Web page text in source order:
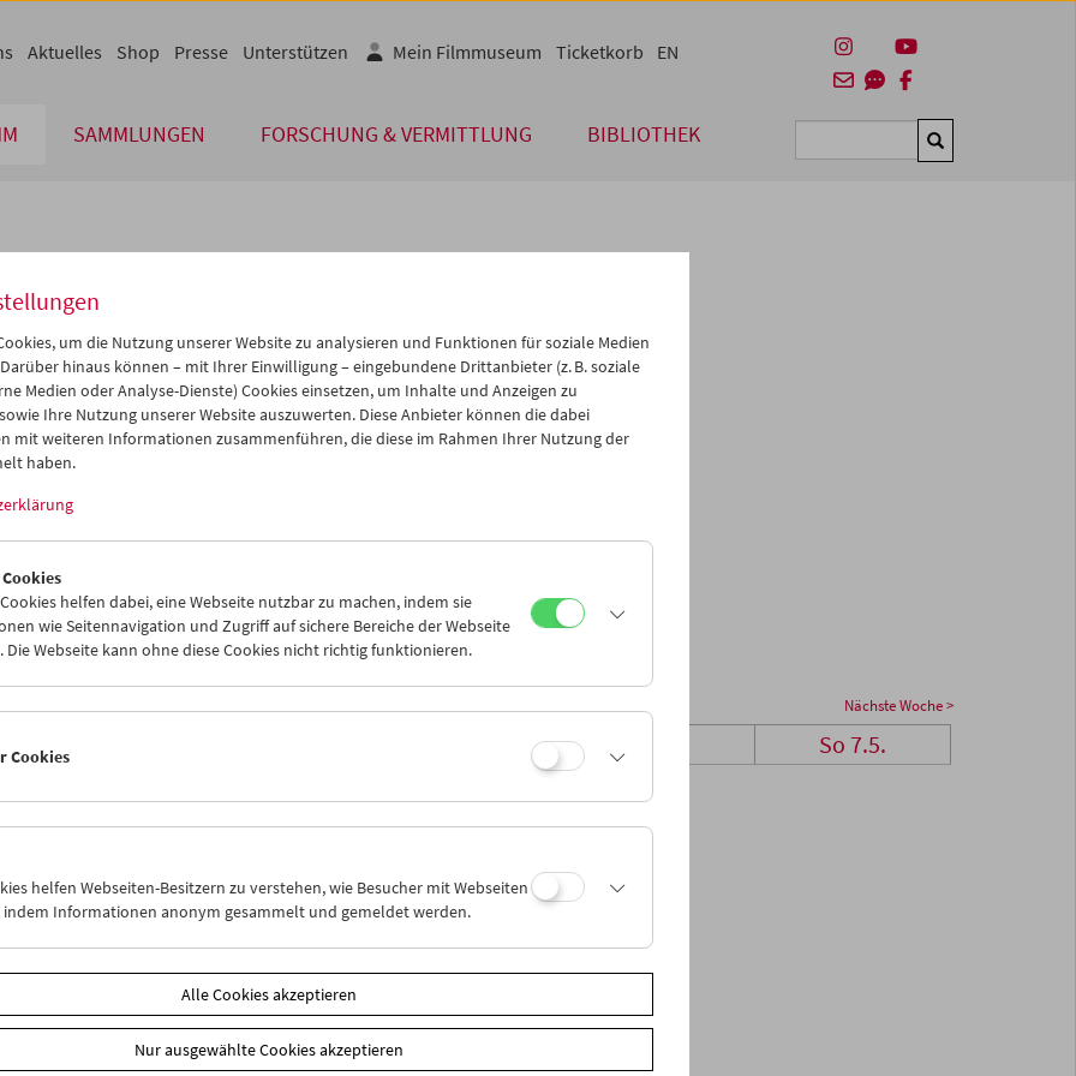
SAMMLUNGEN FORSCHUNG & VERMITTLUNG BIBLIOTHEK Suchen
Aktuelles Shop Presse Unterstützen Mein Filmmuseum Ticketkorb EN
Mai 2028 >>
Mi Do Fr Sa So
03 04 05 06
07
10 11 12 13
14
17 18
24 25
07
iCalender
Programmheft-PDF
English language or subtitles
Nächste Woche >
Mi 3.5. So 7.5.
um die Nutzung unserer Website zu analysieren und Funktionen für soziale Medien
hinaus können – mit Ihrer Einwilligung – eingebundene Drittanbieter (z. B. soziale
Medien oder Analyse-Dienste) Cookies einsetzen, um Inhalte und Anzeigen zu
Ihre Nutzung unserer Website auszuwerten. Diese Anbieter können die dabei
mit weiteren Informationen zusammenführen, die diese im Rahmen Ihrer Nutzung der
haben.
helfen dabei, eine Webseite nutzbar zu machen, indem sie
wie Seitennavigation und Zugriff auf sichere Bereiche der Webseite
Die Webseite kann ohne diese Cookies nicht richtig funktionieren.
Cookies
helfen Webseiten-Besitzern zu verstehen, wie Besucher mit Webseiten
indem Informationen anonym gesammelt und gemeldet werden.
Alle Cookies akzeptieren
Nur ausgewählte Cookies akzeptieren